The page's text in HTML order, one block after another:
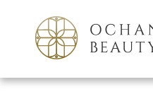
TOP 美容コラム